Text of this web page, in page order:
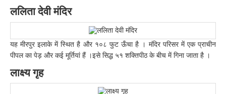
ललिता देवी मंदिर
यह मीरपुर इलाके में स्थित है और १०८ फुट ऊँचा है । मंदिर परिसर में एक प्राचीन
पीपल का पेड़ और कई मूर्तियां हैं ।इसे सिद्ध ५१ शक्तिपीठ के बीच में गिना जाता है ।
लाक्ष्य गृह